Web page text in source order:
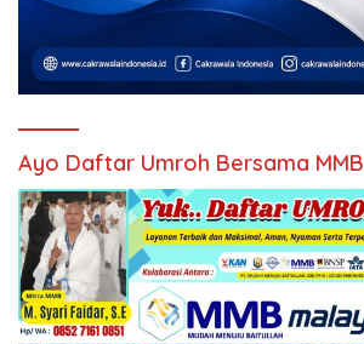
Ayo Daftar Umroh Bersama MMB